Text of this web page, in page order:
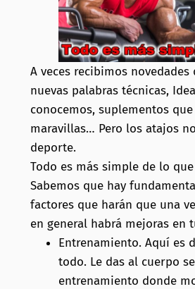
A veces recibimos novedades
nuevas palabras técnicas,
conocemos, suplementos
maravillas… Pero los atajos
deporte.
Todo es más simple de lo
Sabemos que hay
factores que harán que una
en general habrá mejoras en
Entrenamiento. Aquí es
todo. Le das al cuerpo
entrenamiento donde